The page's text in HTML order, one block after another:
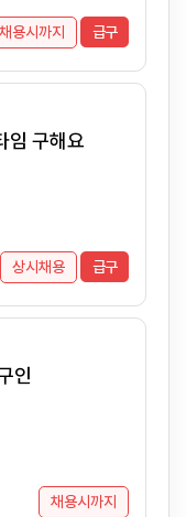
채용시까지 급구
임 구해요
상시채용 급구
인
채용시까지